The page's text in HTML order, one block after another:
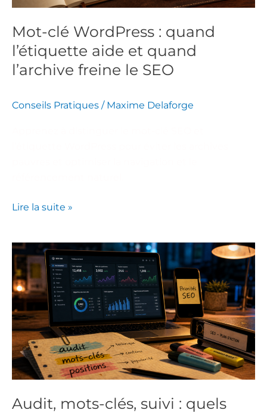
Mot-clé WordPress : quand
l’étiquette aide et quand
l’archive freine le SEO
Conseils Pratiques / Maxime Delaforge
freine
le
SEO
Lire la suite »
Audit, mots-clés, suivi : quels
Audit,
mots-
clés,
suivi
:
quels
outils
de
référencement
choisir